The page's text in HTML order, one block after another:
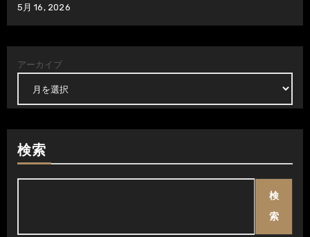
5月 16, 2026
アーカイブ
検索
検
索